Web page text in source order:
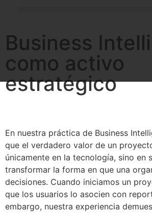
Business
como activo
estratégico
En nuestra práctica de Business
que el verdadero valor de un
únicamente en la tecnología, sino en
transformar la forma en que una
decisiones. Cuando iniciamos un
que los usuarios lo asocien con
embargo, nuestra experiencia